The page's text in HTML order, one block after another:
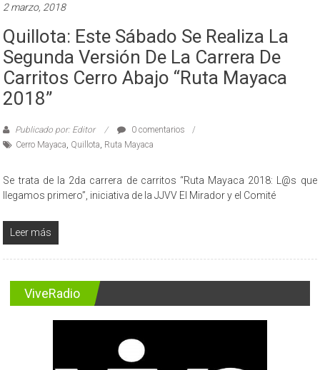
2 marzo, 2018
Quillota: Este Sábado Se Realiza La
Segunda Versión De La Carrera De
Carritos Cerro Abajo “Ruta Mayaca
2018”
Publicado por: Editor
0 comentarios
Cerro Mayaca Quillota Ruta Mayaca
Se trata de la 2da carrera de carritos “Ruta Mayaca 2018: L@s que
llegamos primero”, iniciativa de la JJVV El Mirador y el Comité
Leer más
ViveRadio